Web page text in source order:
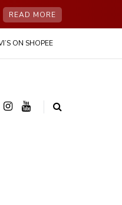
READ MORE
ON SHOPEE